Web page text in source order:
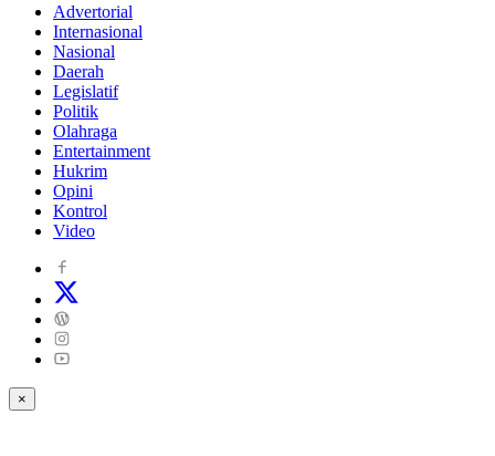
Advertorial
Internasional
Nasional
Daerah
Legislatif
Politik
Olahraga
Entertainment
Hukrim
Opini
Kontrol
Video
×